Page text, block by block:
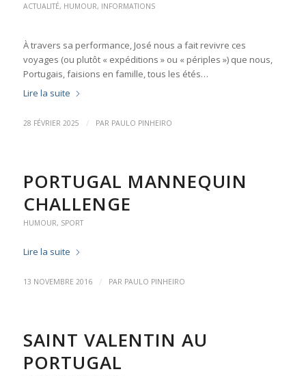
ACTUALITÉ, HUMOUR, INFORMATIONS
À travers sa performance, José nous a fait revivre ces
voyages (ou plutôt « expéditions » ou « périples ») que nous,
Portugais, faisions en famille, tous les étés…
Lire la suite
28 FÉVRIER 2025 / PAR PAULO PINHEIRO
PORTUGAL MANNEQUIN
CHALLENGE
HUMOUR, SPORT
Lire la suite
13 NOVEMBRE 2016 / PAR PAULO PINHEIRO
SAINT VALENTIN AU
PORTUGAL